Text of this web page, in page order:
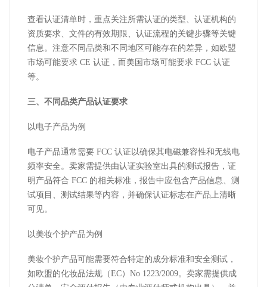
查看认证清单时，重点关注所需认证的类型、认证机构的
资质要求、文件的有效期限、认证流程的关键步骤等关键
信息。注意不同品类和不同地区可能存在的差异，如欧盟
市场可能要求 CE 认证，而美国市场可能要求 FCC 认证
等。
三、不同品类产品认证要求
以电子产品为例
电子产品通常需要 FCC 认证以确保其电磁兼容性和无线电
频率安全。卖家需提供由认证实验室出具的测试报告，证
明产品符合 FCC 的相关标准，报告中应包含产品信息、测
试项目、测试结果等内容，并确保认证标志在产品上清晰
可见。
以美妆个护产品为例
美妆个护产品可能需要符合特定的成分标准和安全测试，
如欧盟的化妆品法规（EC）No 1223/2009。卖家需提供成